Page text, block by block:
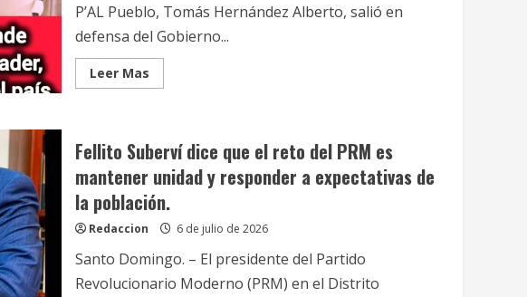
mensaje
al
país
P’AL Pueblo, Tomás Hernández Alberto, salió en
defensa del Gobierno...
Leer MasRead
more
defiende
gestión
del
Presidente
Luis
Abinader,
llama
a
valorar
los
avances
Fellito Suberví dice que el reto del PRM es
mantener unidad y responder a expectativas de
la población.
Redaccion 6 de julio de 2026
Santo Domingo. – El presidente del Partido
Revolucionario Moderno (PRM) en el Distrito